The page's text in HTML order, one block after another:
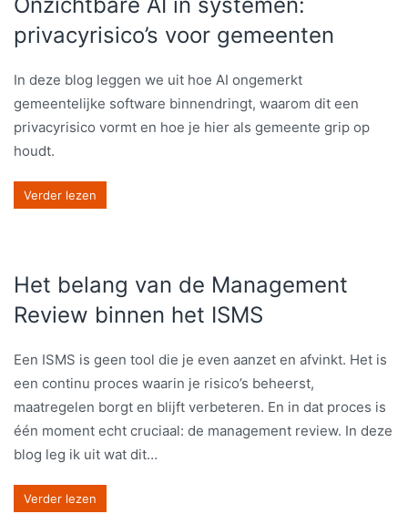
privacyrisico’s voor gemeenten
In deze blog leggen we uit hoe AI ongemerkt
gemeentelijke software binnendringt, waarom dit een
privacyrisico vormt en hoe je hier als gemeente grip op
houdt.
Verder lezen
Het belang van de Management
Review binnen het ISMS
Een ISMS is geen tool die je even aanzet en afvinkt. Het is
een continu proces waarin je risico’s beheerst,
maatregelen borgt en blijft verbeteren. En in dat proces is
één moment echt cruciaal: de management review. In deze
blog leg ik uit wat dit…
Verder lezen